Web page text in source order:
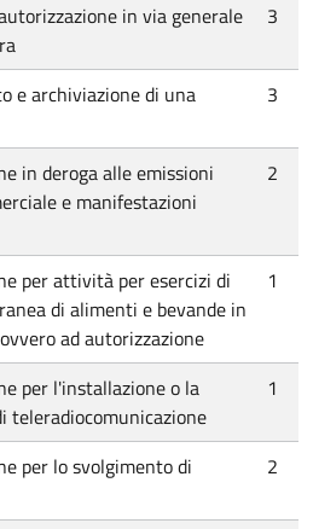
in via generale
3
e archiviazione di una
3
in deroga alle emissioni
e manifestazioni
2
per attività per esercizi di
di alimenti e bevande in
ad autorizzazione
1
per l'installazione o la
teleradiocomunicazione
1
per lo svolgimento di
2